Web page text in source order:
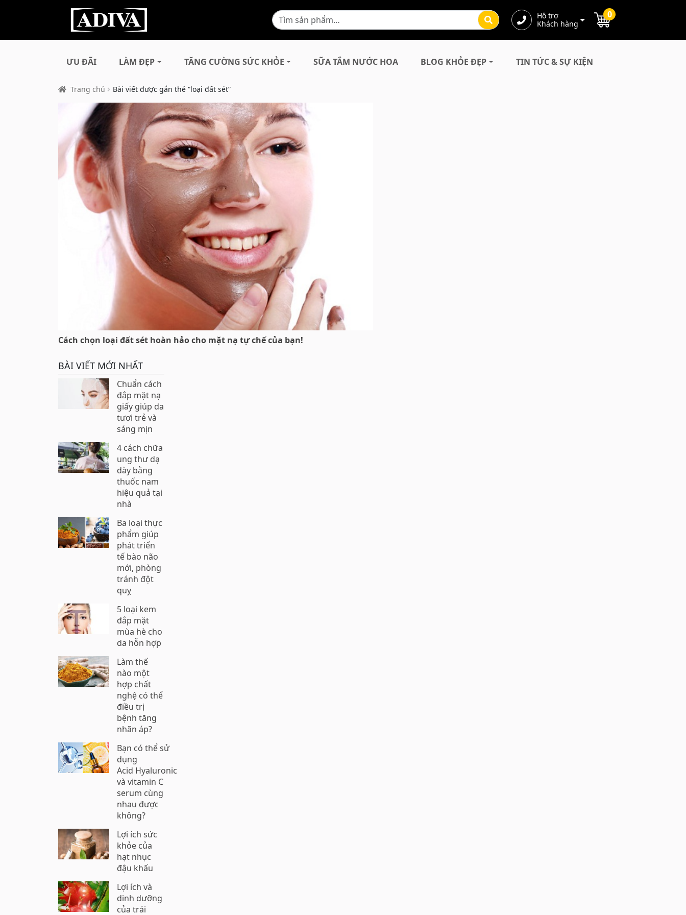
Hỗ trợ
Khách hàng
0
ƯU ĐÃI LÀM ĐẸP TĂNG CƯỜNG SỨC KHỎE SỮA TẮM NƯỚC HOA BLOG KHỎE ĐẸP TIN TỨC & SỰ KIỆN
Trang chủ Bài viết được gắn thẻ “loại đất sét”
Cách chọn loại đất sét hoàn hảo cho mặt nạ tự chế của bạn!
BÀI VIẾT MỚI NHẤT
Chuẩn cách
đắp mặt nạ
giấy giúp da
tươi trẻ và
sáng mịn
4 cách chữa
ung thư dạ
dày bằng
thuốc nam
hiệu quả tại
nhà
Ba loại thực
phẩm giúp
phát triển
tế bào não
mới, phòng
tránh đột
quỵ
5 loại kem
đắp mặt
mùa hè cho
da hỗn hợp
Làm thế
nào một
hợp chất
nghệ có thể
điều trị
bệnh tăng
nhãn áp?
Bạn có thể sử
dụng
Acid Hyaluronic
và vitamin C
serum cùng
nhau được
không?
Lợi ích sức
khỏe của
hạt nhục
đậu khấu
Lợi ích và
dinh dưỡng
của trái